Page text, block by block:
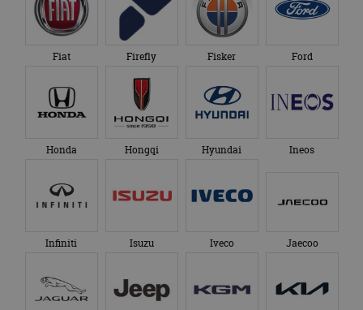
Fiat Firefly Fisker Ford
Honda Hongqi Hyundai Ineos
Infiniti Isuzu Iveco Jaecoo